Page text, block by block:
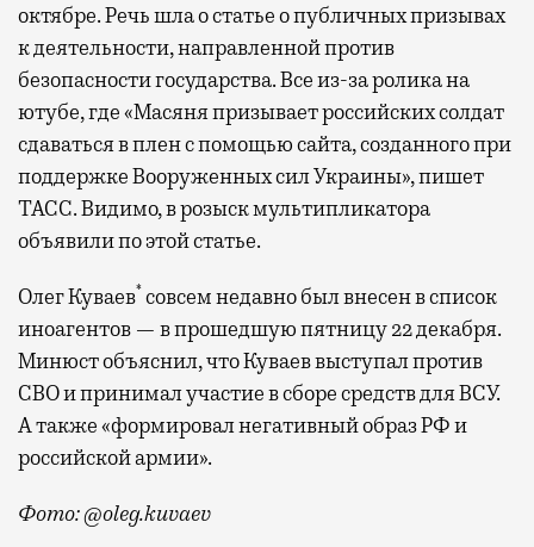
октябре. Речь шла о статье о публичных призывах
к деятельности, направленной против
безопасности государства. Все из-за ролика на
ютубе, где «Масяня призывает российских солдат
сдаваться в плен с помощью сайта, созданного при
поддержке Вооруженных сил Украины», пишет
ТАСС. Видимо, в розыск мультипликатора
объявили по этой статье.
Олег Куваев*совсем недавно был внесен в список
иноагентов — в прошедшую пятницу 22 декабря.
Минюст объяснил, что Куваев выступал против
СВО и принимал участие в сборе средств для ВСУ.
А также «формировал негативный образ РФ и
российской армии».
Фото: @oleg.kuvaev